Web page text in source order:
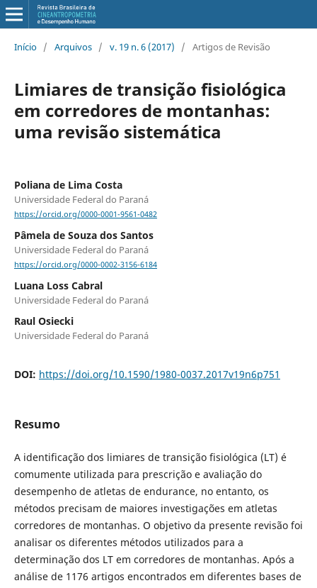
Início / Arquivos / v. 19 n. 6 (2017) / Artigos de Revisão
Limiares de transição fisiológica
em corredores de montanhas:
uma revisão sistemática
Poliana de Lima Costa
Universidade Federal do Paraná
https://orcid.org/0000-0001-9561-0482
Pâmela de Souza dos Santos
Universidade Federal do Paraná
https://orcid.org/0000-0002-3156-6184
Luana Loss Cabral
Universidade Federal do Paraná
Raul Osiecki
Universidade Federal do Paraná
DOI: https://doi.org/10.1590/1980-0037.2017v19n6p751
Resumo
A identificação dos limiares de transição fisiológica (LT) é
comumente utilizada para prescrição e avaliação do
desempenho de atletas de endurance, no entanto, os
métodos precisam de maiores investigações em atletas
corredores de montanhas. O objetivo da presente revisão foi
analisar os diferentes métodos utilizados para a
determinação dos LT em corredores de montanhas. Após a
análise de 1176 artigos encontrados em diferentes bases de